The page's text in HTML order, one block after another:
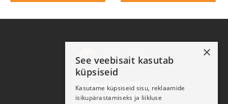
FineFloors OÜ
Reg nr: 11270932
×
See veebisait kasutab
küpsiseid
Kasutame küpsiseid sisu, reklaamide
isikupärastamiseks ja liikluse